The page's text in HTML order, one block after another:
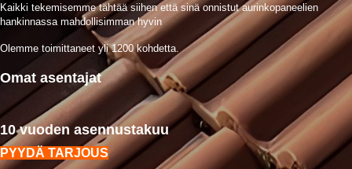
Kaikki tekemisemme tähtää siihen että sinä onnistut aurinkopaneelien
hankinnassa mahdollisimman hyvin
Olemme toimittaneet yli 1200 kohdetta.
Omat asentajat
10 vuoden asennustakuu
PYYDÄ TARJOUS